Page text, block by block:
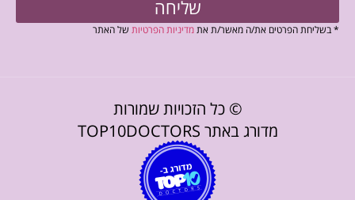
שליחה
* בשליחת הפרטים את/ה מאשר/ת אתמדיניות הפרטיות של האתר
© כל הזכויות שמורות
מדורג באתר TOP10DOCTORS